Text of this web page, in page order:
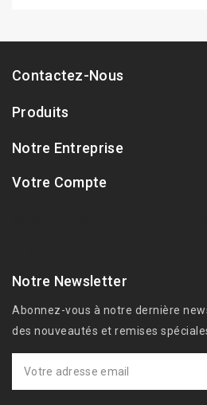
Contactez-Nous
Produits
Notre Entreprise
Votre Compte
Notre Newsletter
Abonnez-vous à notre dernière
des nouveautés et remises